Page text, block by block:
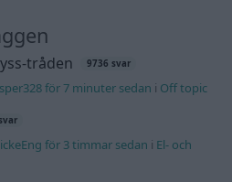
tråden 9736 svar
för 7 minuter sedan i Off topic
för 3 timmar sedan i El- och